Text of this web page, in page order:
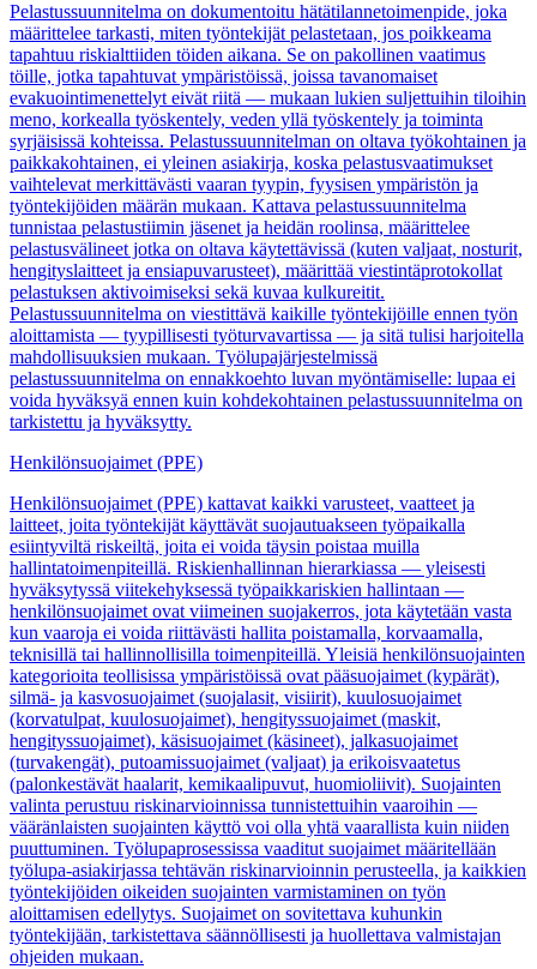
Pelastussuunnitelma on dokumentoitu hätätilannetoimenpide, joka
määrittelee tarkasti, miten työntekijät pelastetaan, jos poikkeama
tapahtuu riskialttiiden töiden aikana. Se on pakollinen vaatimus
töille, jotka tapahtuvat ympäristöissä, joissa tavanomaiset
evakuointimenettelyt eivät riitä — mukaan lukien suljettuihin tiloihin
meno, korkealla työskentely, veden yllä työskentely ja toiminta
syrjäisissä kohteissa. Pelastussuunnitelman on oltava työkohtainen ja
paikkakohtainen, ei yleinen asiakirja, koska pelastusvaatimukset
vaihtelevat merkittävästi vaaran tyypin, fyysisen ympäristön ja
työntekijöiden määrän mukaan. Kattava pelastussuunnitelma
tunnistaa pelastustiimin jäsenet ja heidän roolinsa, määrittelee
pelastusvälineet jotka on oltava käytettävissä (kuten valjaat, nosturit,
hengityslaitteet ja ensiapuvarusteet), määrittää viestintäprotokollat
pelastuksen aktivoimiseksi sekä kuvaa kulkureitit.
Pelastussuunnitelma on viestittävä kaikille työntekijöille ennen työn
aloittamista — tyypillisesti työturvavartissa — ja sitä tulisi harjoitella
mahdollisuuksien mukaan. Työlupajärjestelmissä
pelastussuunnitelma on ennakkoehto luvan myöntämiselle: lupaa ei
voida hyväksyä ennen kuin kohdekohtainen pelastussuunnitelma on
tarkistettu ja hyväksytty.
Henkilönsuojaimet (PPE)
Henkilönsuojaimet (PPE) kattavat kaikki varusteet, vaatteet ja
laitteet, joita työntekijät käyttävät suojautuakseen työpaikalla
esiintyviltä riskeiltä, joita ei voida täysin poistaa muilla
hallintatoimenpiteillä. Riskienhallinnan hierarkiassa — yleisesti
hyväksytyssä viitekehyksessä työpaikkariskien hallintaan —
henkilönsuojaimet ovat viimeinen suojakerros, jota käytetään vasta
kun vaaroja ei voida riittävästi hallita poistamalla, korvaamalla,
teknisillä tai hallinnollisilla toimenpiteillä. Yleisiä henkilönsuojainten
kategorioita teollisissa ympäristöissä ovat pääsuojaimet (kypärät),
silmä- ja kasvosuojaimet (suojalasit, visiirit), kuulosuojaimet
(korvatulpat, kuulosuojaimet), hengityssuojaimet (maskit,
hengityssuojaimet), käsisuojaimet (käsineet), jalkasuojaimet
(turvakengät), putoamissuojaimet (valjaat) ja erikoisvaatetus
(palonkestävät haalarit, kemikaalipuvut, huomioliivit). Suojainten
valinta perustuu riskinarvioinnissa tunnistettuihin vaaroihin —
vääränlaisten suojainten käyttö voi olla yhtä vaarallista kuin niiden
puuttuminen. Työlupaprosessissa vaaditut suojaimet määritellään
työlupa-asiakirjassa tehtävän riskinarvioinnin perusteella, ja kaikkien
työntekijöiden oikeiden suojainten varmistaminen on työn
aloittamisen edellytys. Suojaimet on sovitettava kuhunkin
työntekijään, tarkistettava säännöllisesti ja huollettava valmistajan
ohjeiden mukaan.